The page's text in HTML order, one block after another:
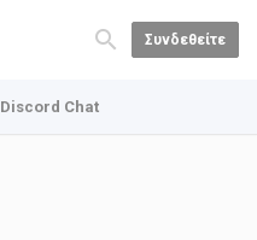
Συνδεθείτε
Discord Chat